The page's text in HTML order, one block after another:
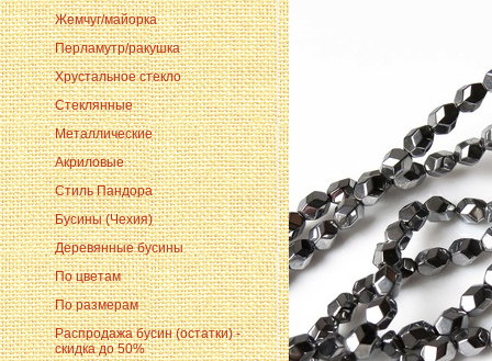
Жемчуг/майорка
Перламутр/ракушка
Хрустальное стекло
Стеклянные
Металлические
Акриловые
Стиль Пандора
Бусины (Чехия)
Деревянные бусины
По цветам
По размерам
Распродажа бусин (остатки) -
скидка до 50%